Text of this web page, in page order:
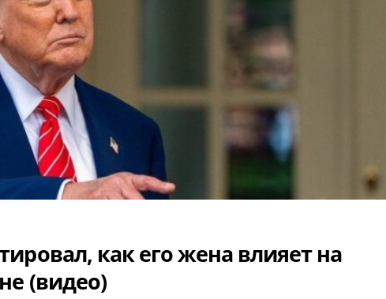
как его жена влияет на
(видео)